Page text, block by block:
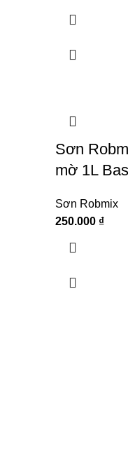
Sơn
mờ 1L
Sơn Robmix
250.000 ₫